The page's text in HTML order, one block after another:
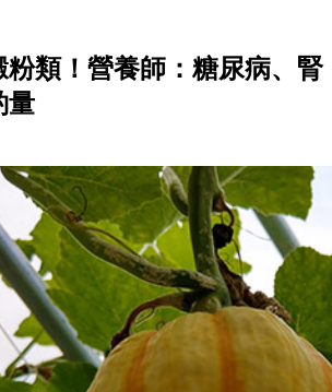
粉類！營養師：糖尿病、腎
量